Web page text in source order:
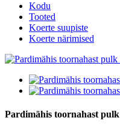
Kodu
Tooted
Koerte suupiste
Koerte närimised
Pardimähis toornahast pulk